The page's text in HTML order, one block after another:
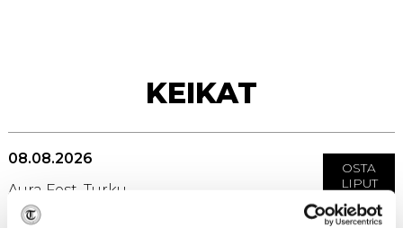
KEIKAT
08.08.2026
Aura Fest, Turku
OSTA
LIPUT